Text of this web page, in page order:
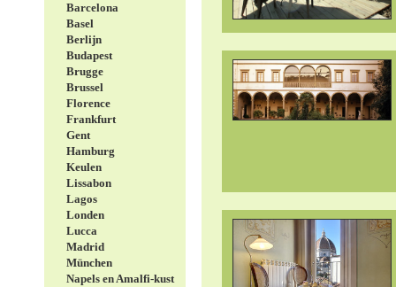
Barcelona
Basel
Berlijn
Budapest
Brugge
Brussel
Florence
Frankfurt
Gent
Hamburg
Keulen
Lissabon
Lagos
Londen
Lucca
Madrid
München
Napels en Amalfi-kust